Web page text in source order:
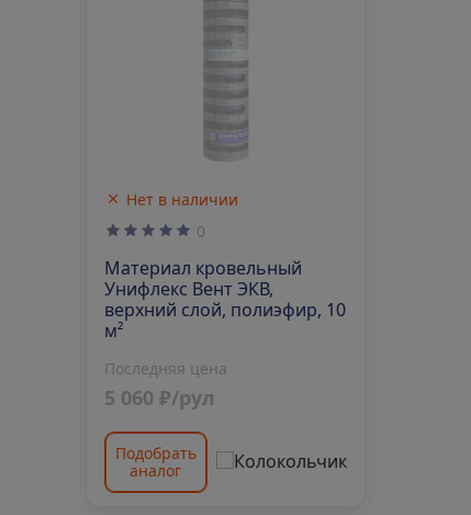
Нет в наличии
0
Материал кровельный
Унифлекс Вент ЭКВ,
верхний слой, полиэфир, 10
м²
Последняя цена
5 060 ₽/рул
Подобрать
аналог